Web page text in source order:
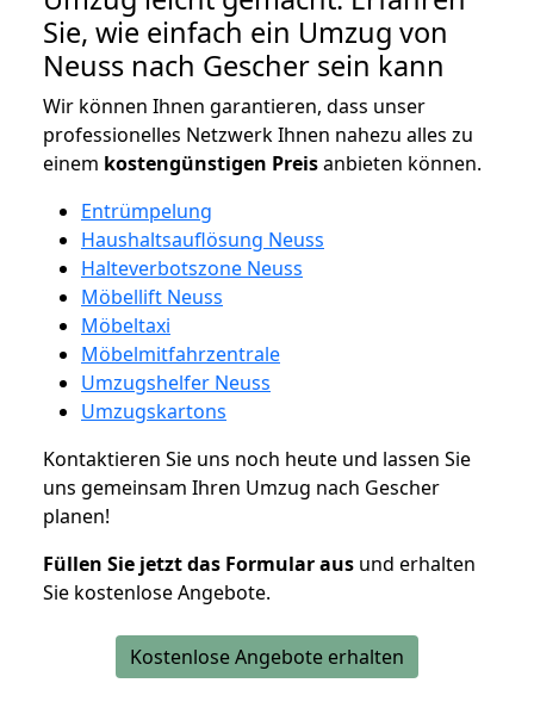
Sie, wie einfach ein Umzug von
Neuss nach Gescher sein kann
Wir können Ihnen garantieren, dass unser
professionelles Netzwerk Ihnen nahezu alles zu
einem kostengünstigen Preisanbieten können.
Entrümpelung
Haushaltsauflösung Neuss
Halteverbotszone Neuss
Möbellift Neuss
Möbeltaxi
Möbelmitfahrzentrale
Umzugshelfer Neuss
Umzugskartons
Kontaktieren Sie uns noch heute und lassen Sie
uns gemeinsam Ihren Umzug nach Gescher
planen!
Füllen Sie jetzt das Formular aus und erhalten
Sie kostenlose Angebote.
Kostenlose Angebote erhalten